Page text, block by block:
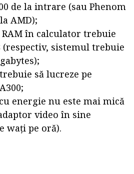
de la intrare (sau Phenom
AMD);
în calculator trebuie
(respectiv, sistemul trebuie
să lucreze pe
energie nu este mai mică
video în sine
wați pe oră).